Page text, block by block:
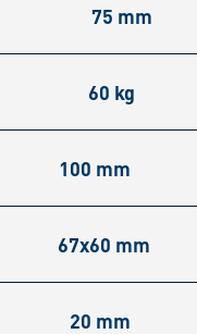
75 mm
60 kg
100 mm
67x60 mm
20 mm